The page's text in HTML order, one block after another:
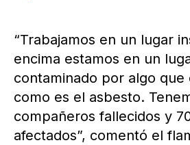
“Trabajamos en un lugar
encima estamos en un
contaminado por algo que
como es el asbesto.
compañeros fallecidos y
afectados”, comentó el